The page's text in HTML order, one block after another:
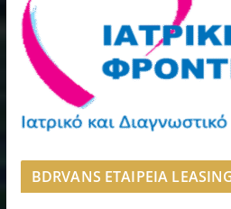
BDRVANS ΕΤΑΙΡΕΙΑ